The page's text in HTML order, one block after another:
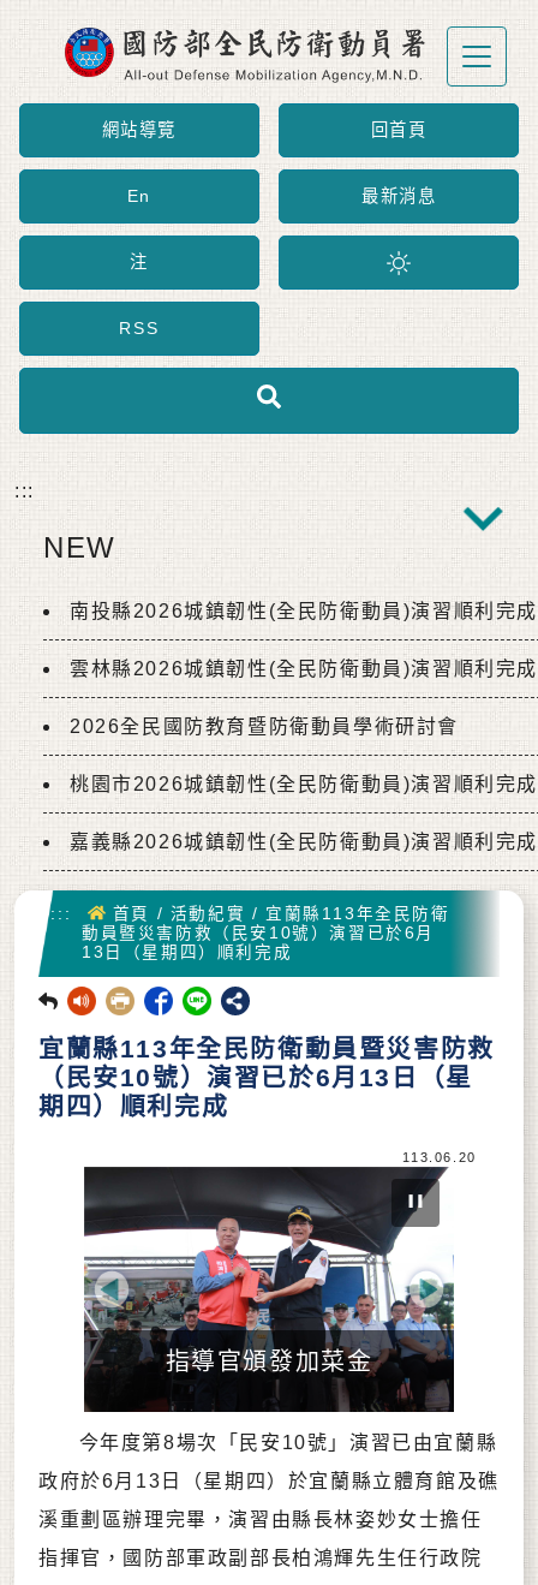
跳到主要內容區塊
網站導覽 回首頁
En 最新消息
注
RSS
:::
NEW
南投縣2026城鎮韌性(全民防衛動員)演習順利完成
雲林縣2026城鎮韌性(全民防衛動員)演習順利完成
2026全民國防教育暨防衛動員學術研討會
桃園市2026城鎮韌性(全民防衛動員)演習順利完成
嘉義縣2026城鎮韌性(全民防衛動員)演習順利完成
::: 首頁 首頁 / 活動紀實 / 宜蘭縣113年全民防衛
動員暨災害防救（民安10號）演習已於6月
13日（星期四）順利完成
回前頁
宜蘭縣113年全民防衛動員暨災害防救
（民安10號）演習已於6月13日（星
期四）順利完成
113.06.20
指導官頒發加菜金
Previous Next
今年度第8場次「民安10號」演習已由宜蘭縣
政府於6月13日（星期四）於宜蘭縣立體育館及礁
溪重劃區辦理完畢，演習由縣長林姿妙女士擔任
指揮官，國防部軍政副部長柏鴻輝先生任行政院